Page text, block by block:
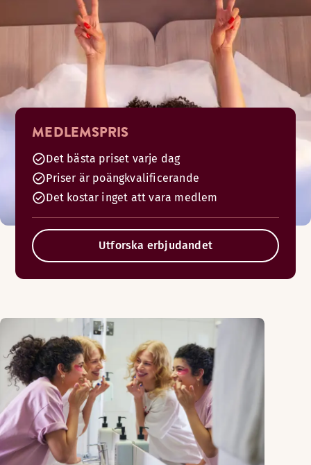
MEDLEMSPRIS
Det bästa priset varje dag
Priser är poängkvalificerande
Det kostar inget att vara medlem
Utforska erbjudandet